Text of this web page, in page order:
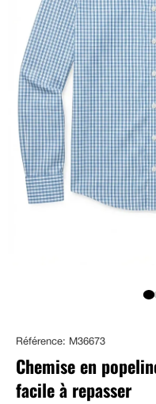
Référence: M36673
Chemise en
facile à repasser